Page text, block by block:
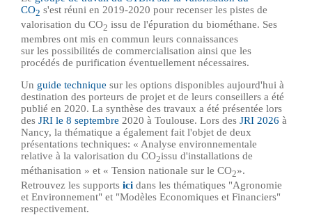
CO2 s'est réuni en 2019-2020 pour recenser les pistes de
valorisation du CO2 issu de l'épuration du biométhane. Ses
membres ont mis en commun leurs connaissances
sur les possibilités de commercialisation ainsi que les
procédés de purification éventuellement nécessaires.
Un guide technique sur les options disponibles aujourd'hui à
destination des porteurs de projet et de leurs conseillers a été
publié en 2020. La synthèse des travaux a été présentée lors
des JRI le 8 septembre 2020 à Toulouse. Lors des JRI 2026 à
Nancy, la thématique a également fait l'objet de deux
présentations techniques: « Analyse environnementale
relative à la valorisation du CO2issu d'installations de
méthanisation » et « Tension nationale sur le CO2».
Retrouvez les supports ici dans les thématiques "Agronomie
et Environnement" et "Modèles Economiques et Financiers"
respectivement.